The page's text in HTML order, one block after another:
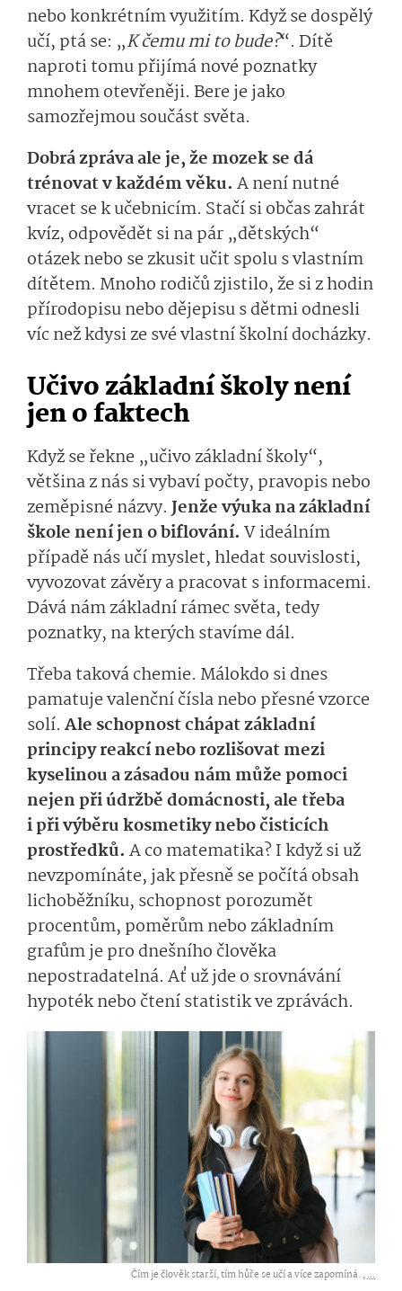
nebo konkrétním využitím. Když se dospělý
učí, ptá se: „K čemu mi to bude?“. Dítě
naproti tomu přijímá nové poznatky
mnohem otevřeněji. Bere je jako
samozřejmou součást světa.
Dobrá zpráva ale je, že mozek se dá
trénovat v každém věku. A není nutné
vracet se k učebnicím. Stačí si občas zahrát
kvíz, odpovědět si na pár „dětských“
otázek nebo se zkusit učit spolu s vlastním
dítětem. Mnoho rodičů zjistilo, že si z hodin
přírodopisu nebo dějepisu s dětmi odnesli
víc než kdysi ze své vlastní školní docházky.
Učivo základní školy není
jen o faktech
Když se řekne „učivo základní školy“,
většina z nás si vybaví počty, pravopis nebo
zeměpisné názvy.Jenže výuka na základní
škole není jen o biflování. V ideálním
případě nás učí myslet, hledat souvislosti,
vyvozovat závěry a pracovat s informacemi.
Dává nám základní rámec světa, tedy
poznatky, na kterých stavíme dál.
Třeba taková chemie. Málokdo si dnes
pamatuje valenční čísla nebo přesné vzorce
solí. Ale schopnost chápat základní
principy reakcí nebo rozlišovat mezi
kyselinou a zásadou nám může pomoci
nejen při údržbě domácnosti, ale třeba
i při výběru kosmetiky nebo čisticích
prostředků. A co matematika? I když si už
nevzpomínáte, jak přesně se počítá obsah
lichoběžníku, schopnost porozumět
procentům, poměrům nebo základním
grafům je pro dnešního člověka
nepostradatelná. Ať už jde o srovnávání
hypoték nebo čtení statistik ve zprávách.
Čím je člověk starší, tím hůře se učí a více zapomíná. ,...